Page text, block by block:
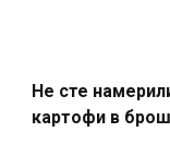
Не сте
картофи в